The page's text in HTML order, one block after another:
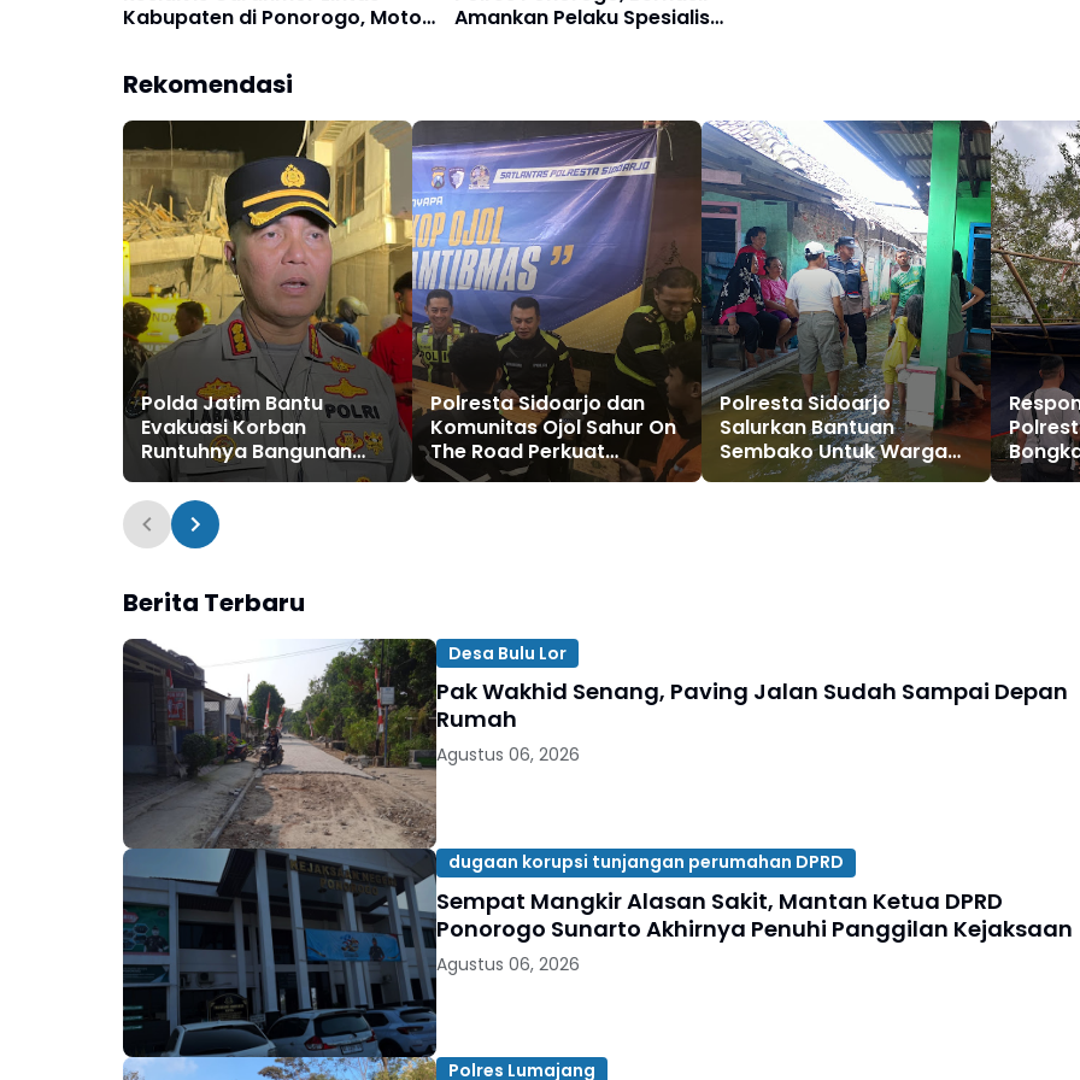
Kabupaten di Ponorogo, Motor
Amankan Pelaku Spesialis
Rekomendasi
Polda Jatim Bantu
Evakuasi Korban
Runtuhnya Bangunan
Pesantren di Sidoarjo
Polresta Sidoarjo dan
Komunitas Ojol Sahur On
The Road Perkuat
Sinergitas untuk
Polresta Sidoarjo
Salurkan Bantuan
Sembako Untuk Warga
Terdampak Banjir di
Ayam
Berita Terbaru
Desa Bulu Lor
Pak Wakhid Senang, Paving Jalan Sudah Sampai Depan
Rumah
Agustus 06, 2026
dugaan korupsi tunjangan perumahan DPRD
Sempat Mangkir Alasan Sakit, Mantan Ketua DPRD
Ponorogo Sunarto Akhirnya Penuhi Panggilan Kejaksaan
Agustus 06, 2026
Polres Lumajang